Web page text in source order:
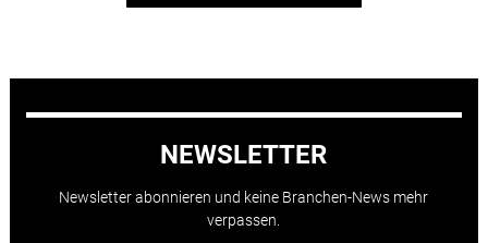
NEWSLETTER
Newsletter abonnieren und keine Branchen-News mehr
verpassen.